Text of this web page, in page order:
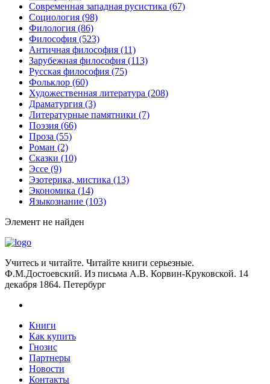
Современная западная русистика (67)
Социология (98)
Филология (86)
Философия (523)
Античная философия (11)
Зарубежная философия (113)
Русская философия (75)
Фольклор (60)
Художественная литература (208)
Драматургия (3)
Литературные памятники (7)
Поэзия (66)
Проза (55)
Роман (2)
Сказки (10)
Эссе (9)
Эзотерика, мистика (13)
Экономика (14)
Языкознание (103)
Элемент не найден
Учитесь и читайте. Читайте книги серьезные.
Ф.М.Достоевский. Из письма А.В. Корвин-Круковской. 14
декабря 1864. Петербург
Книги
Как купить
Гнозис
Партнеры
Новости
Контакты